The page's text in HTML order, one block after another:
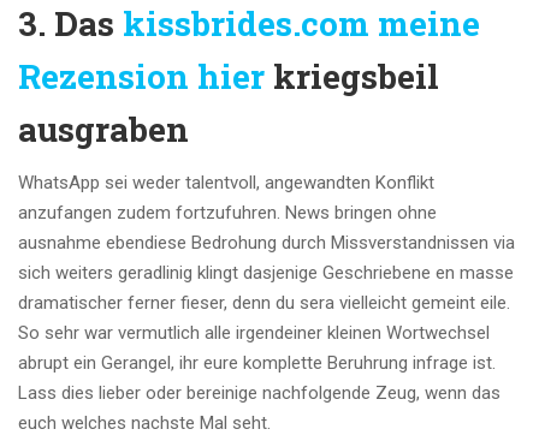
3. Das kissbrides.com meine
Rezension hier kriegsbeil
ausgraben
WhatsApp sei weder talentvoll, angewandten Konflikt
anzufangen zudem fortzufuhren. News bringen ohne
ausnahme ebendiese Bedrohung durch Missverstandnissen via
sich weiters geradlinig klingt dasjenige Geschriebene en masse
dramatischer ferner fieser, denn du sera vielleicht gemeint eile.
So sehr war vermutlich alle irgendeiner kleinen Wortwechsel
abrupt ein Gerangel, ihr eure komplette Beruhrung infrage ist.
Lass dies lieber oder bereinige nachfolgende Zeug, wenn das
euch welches nachste Mal seht.